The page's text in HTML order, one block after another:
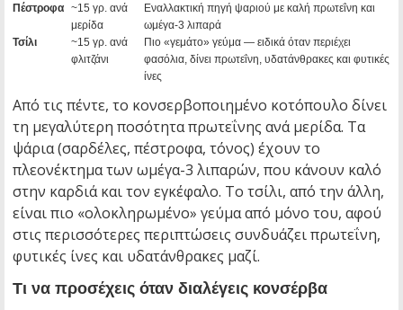
Πέστροφα ~15 γρ. ανά
μερίδα
Εναλλακτική πηγή ψαριού με καλή πρωτεΐνη και
ωμέγα-3 λιπαρά
Τσίλι
~15 γρ. ανά
φλιτζάνι
Πιο «γεμάτο» γεύμα — ειδικά όταν περιέχει
φασόλια, δίνει πρωτεΐνη, υδατάνθρακες και φυτικές
ίνες
Από τις πέντε, το κονσερβοποιημένο κοτόπουλο δίνει
τη μεγαλύτερη ποσότητα πρωτεΐνης ανά μερίδα. Τα
ψάρια (σαρδέλες, πέστροφα, τόνος) έχουν το
πλεονέκτημα των ωμέγα-3 λιπαρών, που κάνουν καλό
στην καρδιά και τον εγκέφαλο. Το τσίλι, από την άλλη,
είναι πιο «ολοκληρωμένο» γεύμα από μόνο του, αφού
στις περισσότερες περιπτώσεις συνδυάζει πρωτεΐνη,
φυτικές ίνες και υδατάνθρακες μαζί.
Τι να προσέχεις όταν διαλέγεις κονσέρβα